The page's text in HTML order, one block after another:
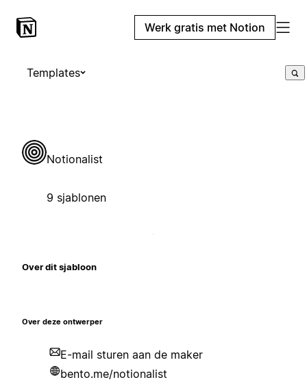
Werk gratis met Notion
Templates
Notionalist
9 sjablonen
Over dit sjabloon
Over deze ontwerper
E-mail sturen aan de maker
bento.me/notionalist